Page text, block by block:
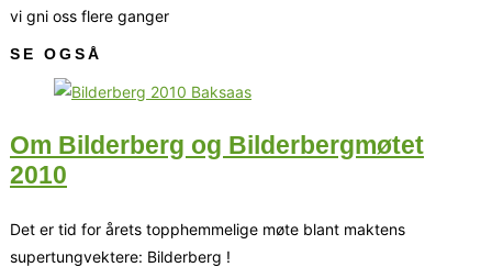
vi gni oss flere ganger
SE OGSÅ
Om Bilderberg og Bilderbergmøtet
2010
Det er tid for årets topphemmelige møte blant maktens
supertungvektere: Bilderberg !